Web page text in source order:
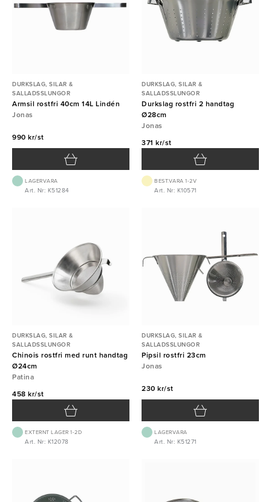
DURKSLAG, SILAR &
SALLADSSLUNGOR
Armsil rostfri 40cm 14L Lindén
Jonas
990 kr/st
LAGERVARA
Art. Nr: K51284
DURKSLAG, SILAR &
SALLADSSLUNGOR
Durkslag rostfri 2 handtag
Ø28cm
Jonas
371 kr/st
BEST.VARA 1-2V
Art. Nr: K10571
DURKSLAG, SILAR &
SALLADSSLUNGOR
Chinois rostfri med runt handtag
Ø24cm
Patina
458 kr/st
EXTERNT LAGER 1-2D
Art. Nr: K12078
DURKSLAG, SILAR &
SALLADSSLUNGOR
Pipsil rostfri 23cm
Jonas
230 kr/st
LAGERVARA
Art. Nr: K51271